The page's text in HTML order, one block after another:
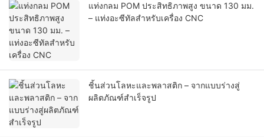
แท่งกลม POM ประสิทธิภาพสูง ขนาด 130 มม.
– แท่งอะซีทัลสำหรับเครื่อง CNC
ชิ้นส่วนโลหะและพลาสติก – จากแบบร่างสู่
ผลิตภัณฑ์สำเร็จรูป